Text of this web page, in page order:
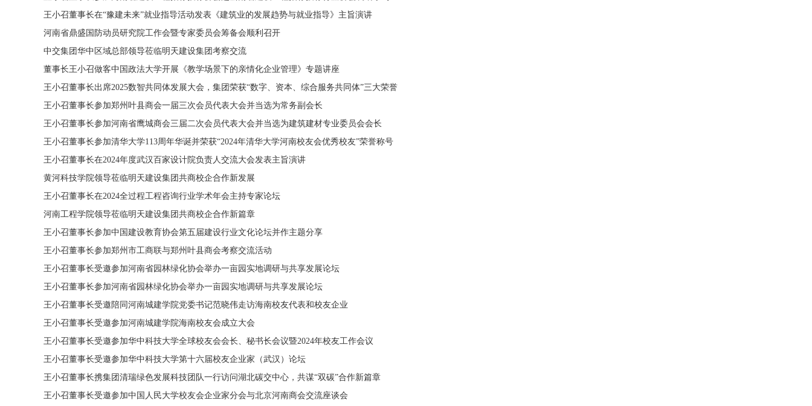
王小召董事长在“豫建未来”就业指导活动发表《建筑业的发展趋势与就业指导》主旨演讲
河南省鼎盛国防动员研究院工作会暨专家委员会筹备会顺利召开
中交集团华中区域总部领导莅临明天建设集团考察交流
董事长王小召做客中国政法大学开展《教学场景下的亲情化企业管理》专题讲座
王小召董事长出席2025数智共同体发展大会，集团荣获“数字、资本、综合服务共同体”三大荣誉
王小召董事长参加郑州叶县商会一届三次会员代表大会并当选为常务副会长
王小召董事长参加河南省鹰城商会三届二次会员代表大会并当选为建筑建材专业委员会会长
王小召董事长参加清华大学113周年华诞并荣获“2024年清华大学河南校友会优秀校友”荣誉称号
王小召董事长在2024年度武汉百家设计院负责人交流大会发表主旨演讲
黄河科技学院领导莅临明天建设集团共商校企合作新发展
王小召董事长在2024全过程工程咨询行业学术年会主持专家论坛
河南工程学院领导莅临明天建设集团共商校企合作新篇章
王小召董事长参加中国建设教育协会第五届建设行业文化论坛并作主题分享
王小召董事长参加郑州市工商联与郑州叶县商会考察交流活动
王小召董事长受邀参加河南省园林绿化协会举办一亩园实地调研与共享发展论坛
王小召董事长参加河南省园林绿化协会举办一亩园实地调研与共享发展论坛
王小召董事长受邀陪同河南城建学院党委书记范晓伟走访海南校友代表和校友企业
王小召董事长受邀参加河南城建学院海南校友会成立大会
王小召董事长受邀参加华中科技大学全球校友会会长、秘书长会议暨2024年校友工作会议
王小召董事长受邀参加华中科技大学第十六届校友企业家（武汉）论坛
王小召董事长携集团清瑞绿色发展科技团队一行访问湖北碳交中心，共谋“双碳”合作新篇章
王小召董事长受邀参加中国人民大学校友会企业家分会与北京河南商会交流座谈会